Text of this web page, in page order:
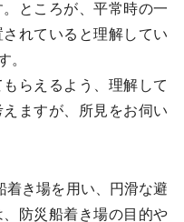
ところが、平常時の一
れていると理解してい
。
らえるよう、理解して
ますが、所見をお伺い
き場を用い、円滑な避
防災船着き場の目的や